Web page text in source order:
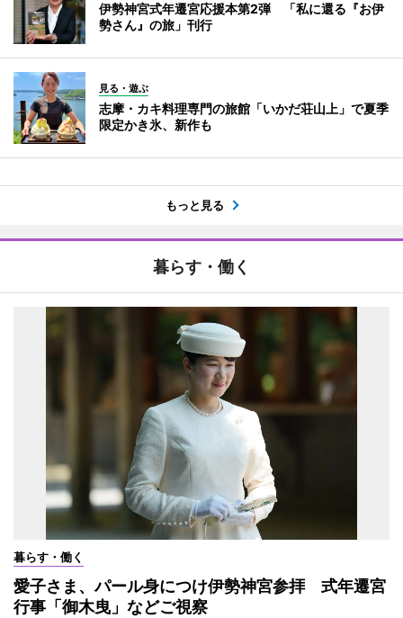
伊勢神宮式年遷宮応援本第2弾 「私に還る『お伊
勢さん』の旅」刊行
見る・遊ぶ
志摩・カキ料理専門の旅館「いかだ荘山上」で夏季
限定かき氷、新作も
もっと見る
暮らす・働く
暮らす・働く
愛子さま、パール身につけ伊勢神宮参拝 式年遷宮
行事「御木曳」などご視察